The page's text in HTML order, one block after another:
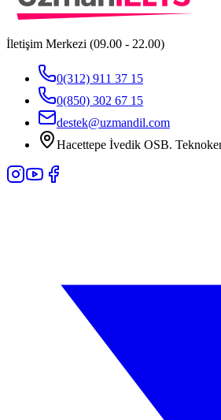
İletişim Merkezi (09.00 - 22.00)
0(312) 911 37 15
0(850) 302 67 15
destek@uzmandil.com
Hacettepe İvedik OSB.